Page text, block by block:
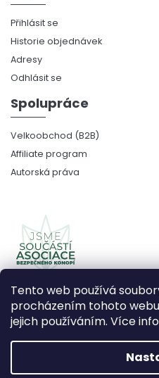
Tento web používá
procházením tohoto
jejich používáním. Více
Přihlásit se
Historie objednávek
Adresy
Odhlásit se
Spolupráce
Velkoobchod (B2B)
Affiliate program
Autorská práva
Vytvořil